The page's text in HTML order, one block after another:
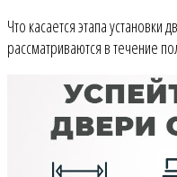
Что касается этапа
рассматриваются в течение